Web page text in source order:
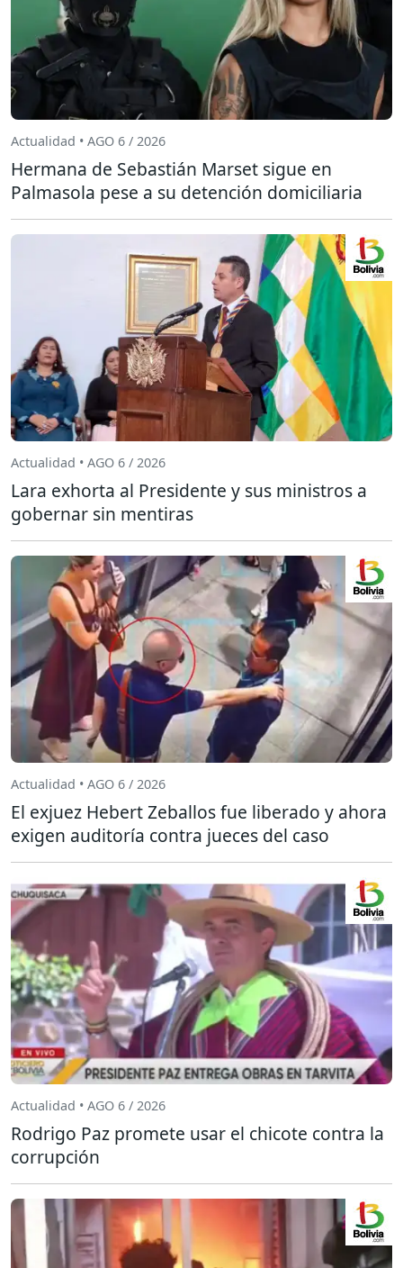
Actualidad • AGO 6 / 2026
Hermana de Sebastián Marset sigue en
Palmasola pese a su detención domiciliaria
Actualidad • AGO 6 / 2026
Lara exhorta al Presidente y sus ministros a
gobernar sin mentiras
Actualidad • AGO 6 / 2026
El exjuez Hebert Zeballos fue liberado y ahora
exigen auditoría contra jueces del caso
Actualidad • AGO 6 / 2026
Rodrigo Paz promete usar el chicote contra la
corrupción